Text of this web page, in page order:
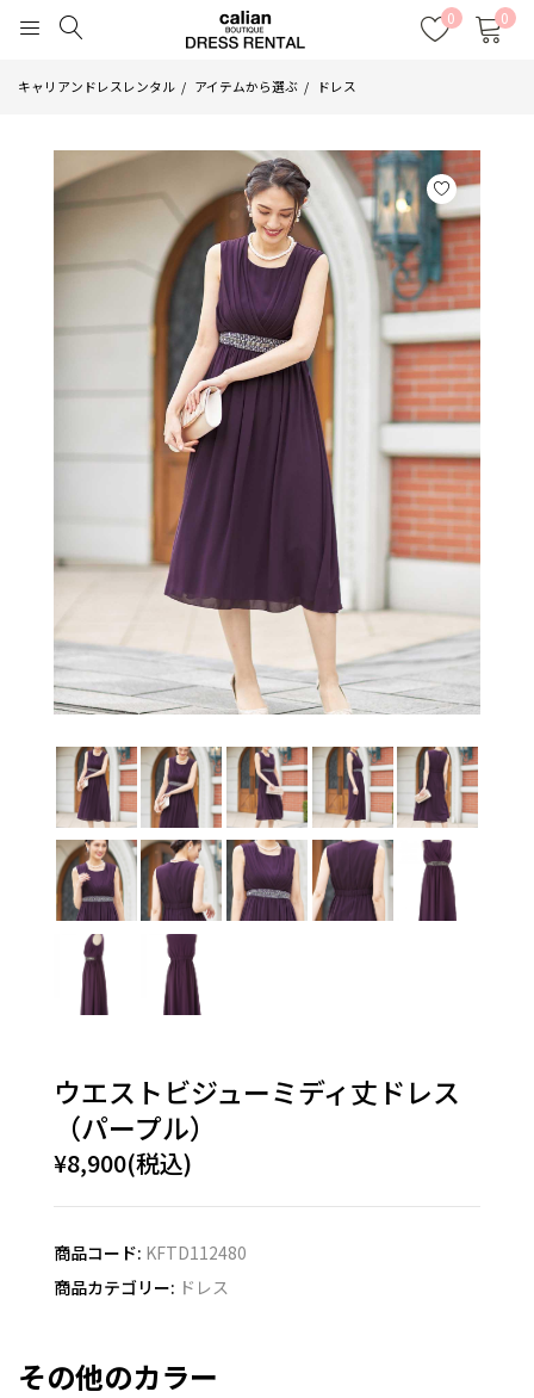
0 0
キャリアンドレスレンタル アイテムから選ぶ ドレス
ウエストビジューミディ丈ドレス
（パープル）
¥8,900(税込)
商品コード: KFTD112480
商品カテゴリー: ドレス
その他のカラー